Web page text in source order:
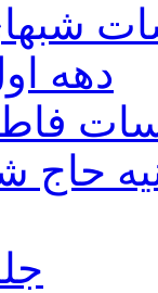
دهه
دوم 95 -